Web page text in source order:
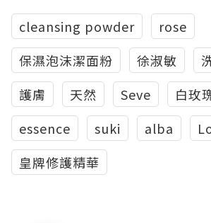
cleansing powder
rose
保濕泡沫潔面粉
徐淑敏
護膚
天然 Seve
白玫
essence
suki alba
皇牌修護精華